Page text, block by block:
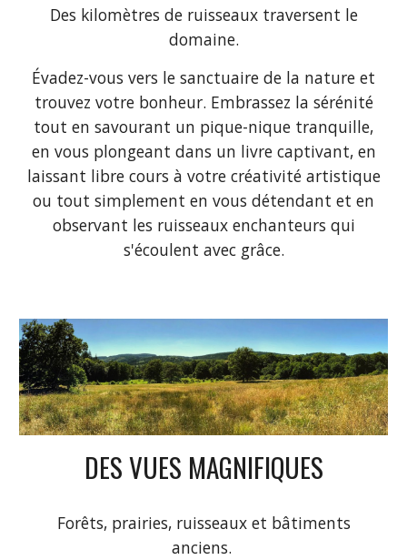
Des kilomètres de ruisseaux traversent le
domaine.
Évadez-vous vers le sanctuaire de la nature et
trouvez votre bonheur. Embrassez la sérénité
tout en savourant un pique-nique tranquille,
en vous plongeant dans un livre captivant, en
laissant libre cours à votre créativité artistique
ou tout simplement en vous détendant et en
observant les ruisseaux enchanteurs qui
s'écoulent avec grâce.
DES VUES MAGNIFIQUES
Forêts, prairies, ruisseaux et bâtiments
anciens.